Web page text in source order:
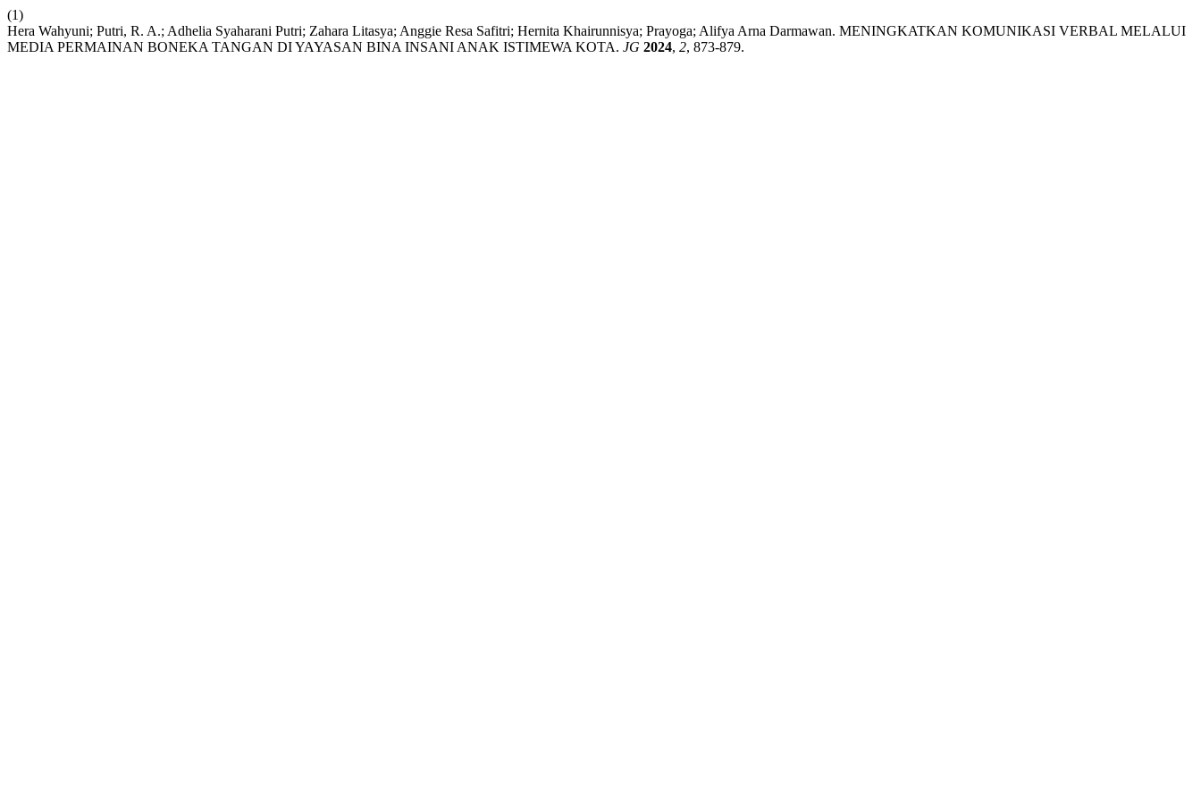
(1)
Hera Wahyuni; Putri, R. A.; Adhelia Syaharani Putri; Zahara Litasya; Anggie Resa Safitri; Hernita Khairunnisya; Prayoga; Alifya Arna Darmawan. MENINGKATKAN KOMUNIKASI VERBAL MELALUI
MEDIA PERMAINAN BONEKA TANGAN DI YAYASAN BINA INSANI ANAK ISTIMEWA KOTA. JG 2024, 2, 873-879.